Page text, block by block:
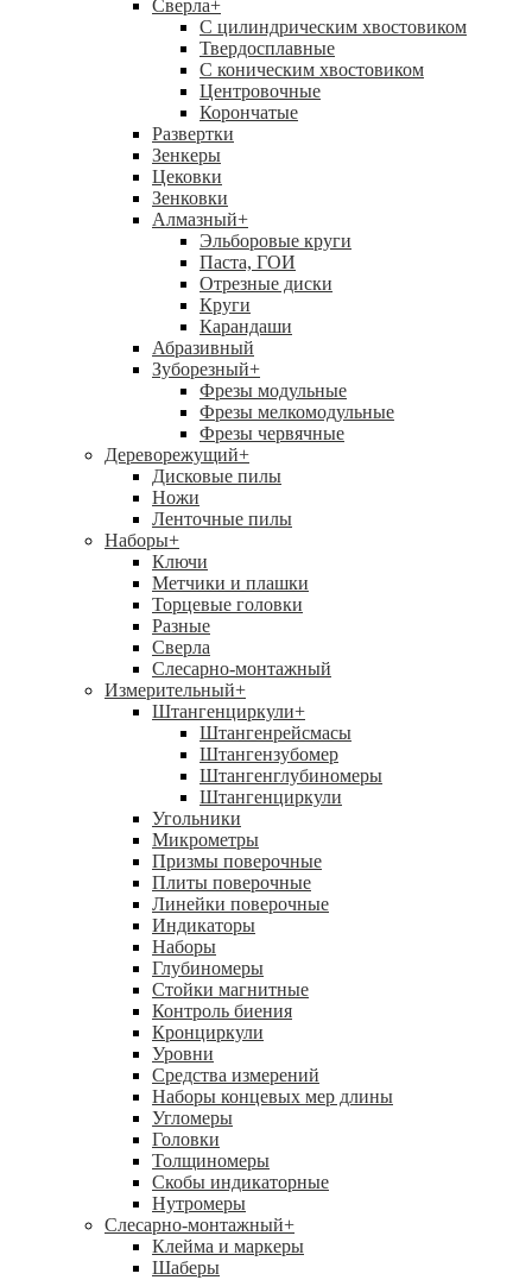
Сверла+
С цилиндрическим хвостовиком
Твердосплавные
С коническим хвостовиком
Центровочные
Корончатые
Развертки
Зенкеры
Цековки
Зенковки
Алмазный+
Эльборовые круги
Паста, ГОИ
Отрезные диски
Круги
Карандаши
Абразивный
Зуборезный+
Фрезы модульные
Фрезы мелкомодульные
Фрезы червячные
Дереворежущий+
Дисковые пилы
Ножи
Ленточные пилы
Наборы+
Ключи
Метчики и плашки
Торцевые головки
Разные
Сверла
Слесарно-монтажный
Измерительный+
Штангенциркули+
Штангенрейсмасы
Штангензубомер
Штангенглубиномеры
Штангенциркули
Угольники
Микрометры
Призмы поверочные
Плиты поверочные
Линейки поверочные
Индикаторы
Наборы
Глубиномеры
Стойки магнитные
Контроль биения
Кронциркули
Уровни
Средства измерений
Наборы концевых мер длины
Угломеры
Головки
Толщиномеры
Скобы индикаторные
Нутромеры
Слесарно-монтажный+
Клейма и маркеры
Шаберы